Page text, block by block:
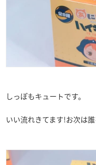
しっぽもキュートです。
いい流れきてます!お次は